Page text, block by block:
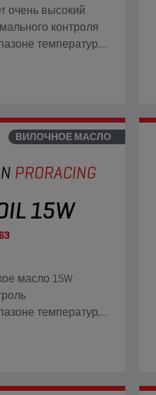
очень высокий
контроля
температур.
ВИЛОЧНОЕ МАСЛО
PRORACING
15W
масло 15W
температур,
и